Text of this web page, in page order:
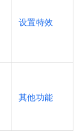
设置特效
其他功能